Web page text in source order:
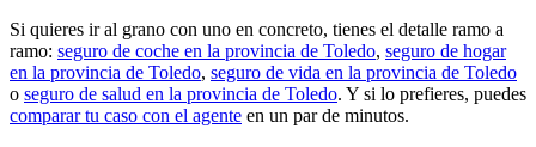
Si quieres ir al grano con uno en concreto, tienes el detalle ramo a
ramo: seguro de coche en la provincia de Toledo, seguro de hogar
en la provincia de Toledo, seguro de vida en la provincia de Toledo
o seguro de salud en la provincia de Toledo. Y si lo prefieres, puedes
comparar tu caso con el agente en un par de minutos.